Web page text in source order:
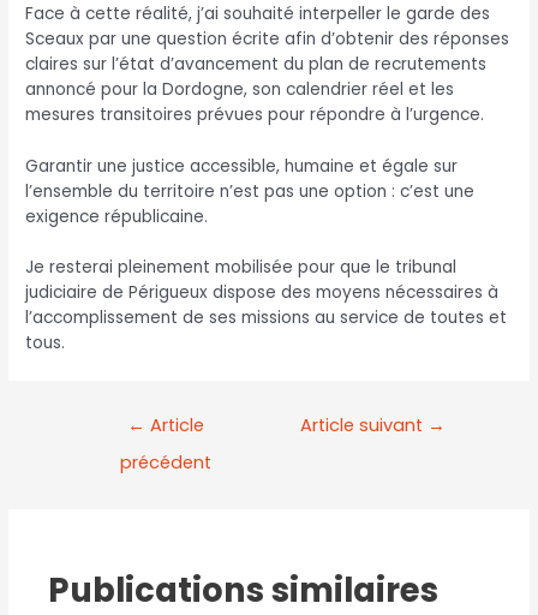
Face à cette réalité, j’ai souhaité interpeller le garde des
Sceaux par une question écrite afin d’obtenir des réponses
claires sur l’état d’avancement du plan de recrutements
annoncé pour la Dordogne, son calendrier réel et les
mesures transitoires prévues pour répondre à l’urgence.
Garantir une justice accessible, humaine et égale sur
l’ensemble du territoire n’est pas une option : c’est une
exigence républicaine.
Je resterai pleinement mobilisée pour que le tribunal
judiciaire de Périgueux dispose des moyens nécessaires à
l’accomplissement de ses missions au service de toutes et
tous.
← Article
précédent
Article suivant →
Publications similaires